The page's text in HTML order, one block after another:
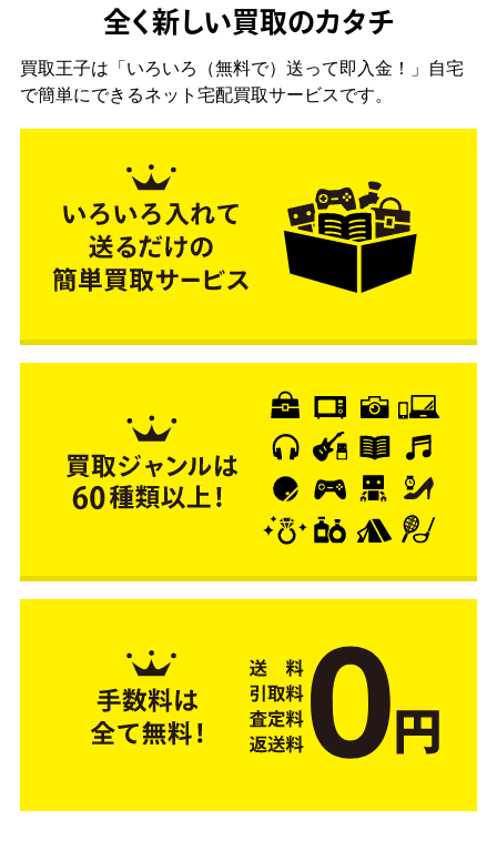
全く新しい買取のカタチ
買取王子は「いろいろ（無料で）送って即入金！」自宅
で簡単にできるネット宅配買取サービスです。